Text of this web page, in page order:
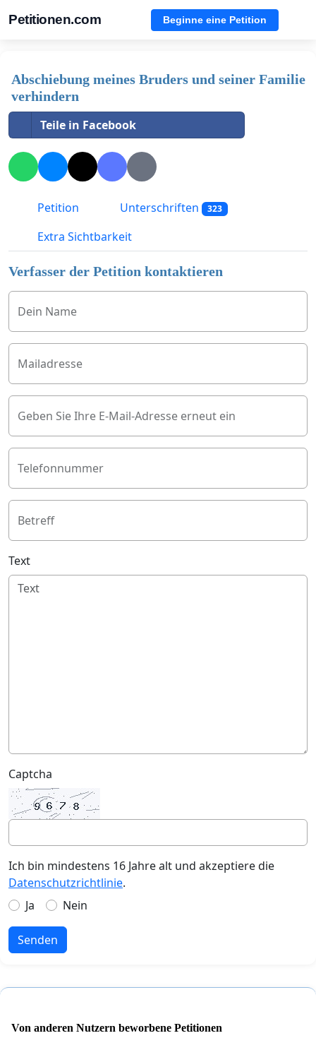
Petitionen.com Beginne eine Petition
Abschiebung meines Bruders und seiner Familie
verhindern
Teile in Facebook
Petition Unterschriften 323
Extra Sichtbarkeit
Verfasser der Petition kontaktieren
Dein Name
Mailadresse
Geben Sie Ihre E-Mail-Adresse erneut ein
Telefonnummer
Betreff
Text
Captcha
Ich bin mindestens 16 Jahre alt und akzeptiere die
Datenschutzrichtlinie.
Ja
Nein
Senden
Von anderen Nutzern beworbene Petitionen